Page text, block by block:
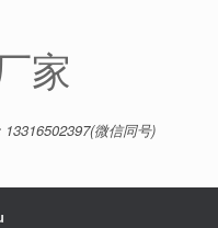
家
微信同号)